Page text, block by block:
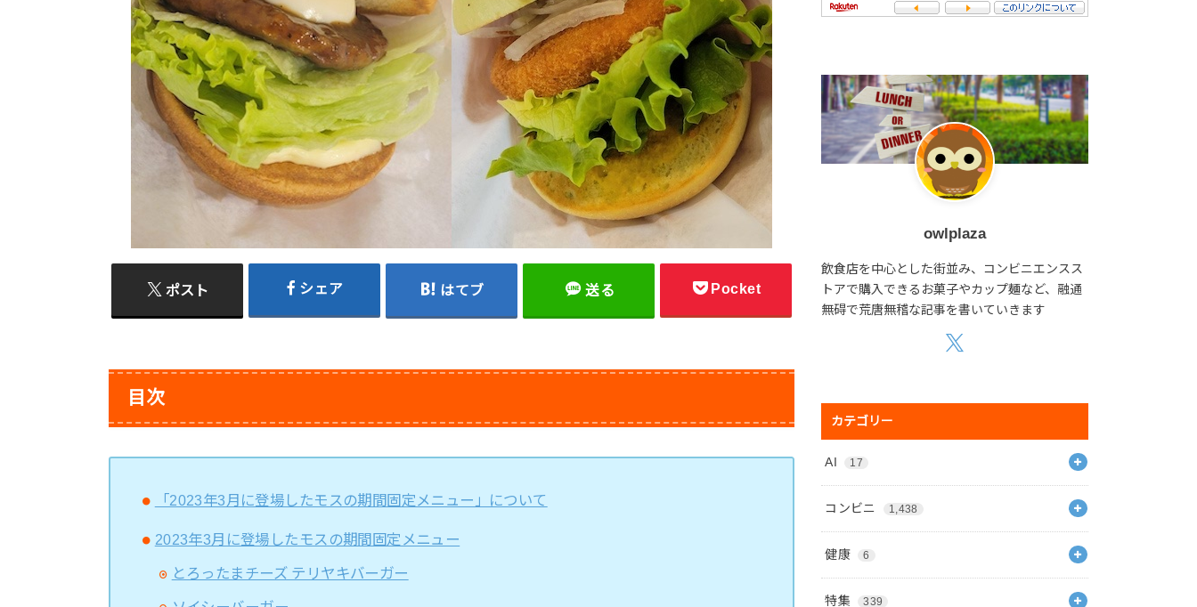
ポスト シェア はてブ 送る Pocket
目次
「2023年3月に登場したモスの期間固定メニュー」について
2023年3月に登場したモスの期間固定メニュー
とろったまチーズ テリヤキバーガー
owlplaza
飲食店を中心とした街並み、コンビニエンスス
トアで購入できるお菓子やカップ麺など、融通
無碍で荒唐無稽な記事を書いていきます
カテゴリー
AI 17
コンビニ 1,438
健康 6
特集 339